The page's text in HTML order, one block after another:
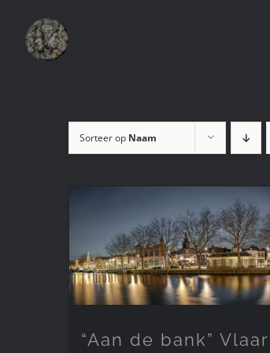
naar
inhoud
Sorteer op Naam
“Aan de bank”